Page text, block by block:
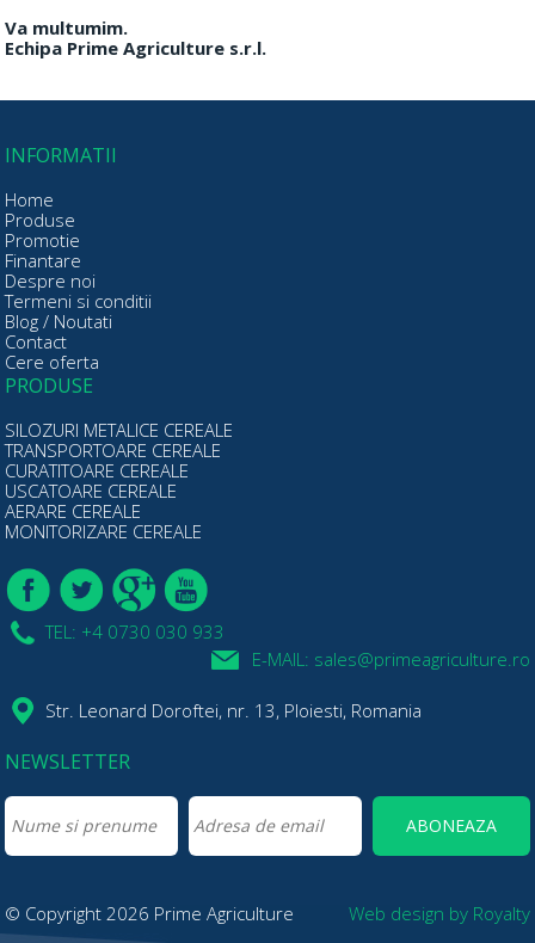
Va multumim.
Echipa Prime Agriculture s.r.l.
INFORMATII
Home
Produse
Promotie
Finantare
Despre noi
Termeni si conditii
Blog / Noutati
Contact
Cere oferta
PRODUSE
SILOZURI METALICE CEREALE
TRANSPORTOARE CEREALE
CURATITOARE CEREALE
USCATOARE CEREALE
AERARE CEREALE
MONITORIZARE CEREALE
TEL: +4 0730 030 933
E-MAIL: sales@primeagriculture.ro
Str. Leonard Doroftei, nr. 13, Ploiesti, Romania
NEWSLETTER
© Copyright 2026 Prime Agriculture Web design by Royalty